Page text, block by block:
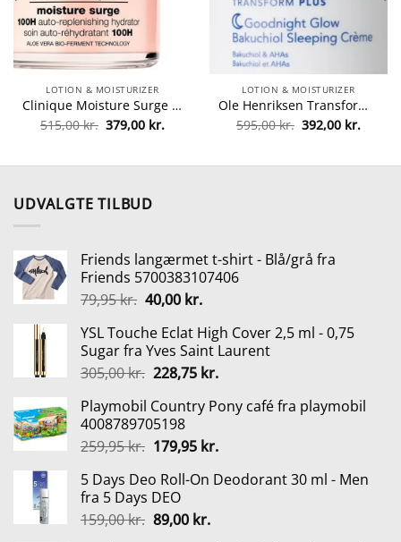
LOTION & MOISTURIZER
Clinique Moisture Surge 100H Auto-Replenishing Hydrator 125 ml (Limited Edition) fra Clinique
515,00kr. Den
oprindelige
515,00 kr..
379,00 kr.Den
379,00 kr..
LOTION & MOISTURIZER
Ole Henriksen Transform Plus Goodnight Glow Bakuchiol Sleeping Creme 50 ml fra Ole Henriksen
595,00kr. Den
oprindelige
595,00 kr..
392,00 kr.Den
UDVALGTE TILBUD
Friends langærmet t-shirt - Blå/grå fra
Friends 5700383107406
79,95kr. Den
pris
var:
79,95 kr..
40,00 kr.Den
pris
er:
40,00 kr..
YSL Touche Eclat High Cover 2,5 ml - 0,75
Sugar fra Yves Saint Laurent
305,00kr. Den
pris
var:
305,00 kr..
228,75 kr.Den
pris
228,75 kr..
Playmobil Country Pony café fra playmobil
4008789705198
259,95kr. Den
pris
var:
259,95 kr..
179,95 kr.Den
pris
5 Days Deo Roll-On Deodorant 30 ml - Men
fra 5 Days DEO
159,00kr. Den
89,00 kr.Den